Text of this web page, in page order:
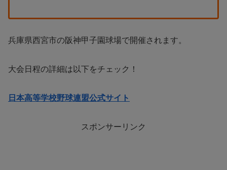
兵庫県西宮市の阪神甲子園球場で開催されます。
大会日程の詳細は以下をチェック！
日本高等学校野球連盟公式サイト
スポンサーリンク